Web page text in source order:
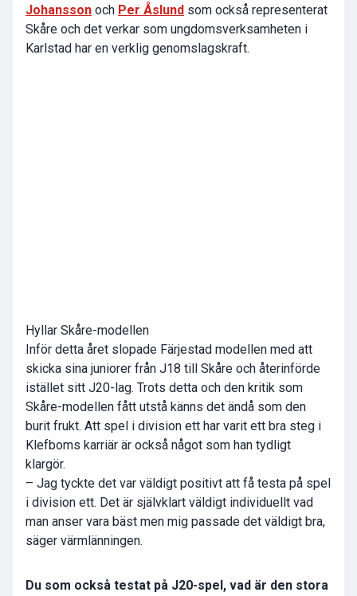
Johansson och Per Åslund som också representerat
Skåre och det verkar som ungdomsverksamheten i
Karlstad har en verklig genomslagskraft.
Hyllar Skåre-modellen
Inför detta året slopade Färjestad modellen med att
skicka sina juniorer från J18 till Skåre och återinförde
istället sitt J20-lag. Trots detta och den kritik som
Skåre-modellen fått utstå känns det ändå som den
burit frukt. Att spel i division ett har varit ett bra steg i
Klefboms karriär är också något som han tydligt
klargör.
– Jag tyckte det var väldigt positivt att få testa på spel
i division ett. Det är självklart väldigt individuellt vad
man anser vara bäst men mig passade det väldigt bra,
säger värmlänningen.
Du som också testat på J20-spel, vad är den stora